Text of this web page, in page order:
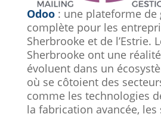
Odoo: une plateforme de
complète pour les
Sherbrooke et de l’Estrie.
Sherbrooke ont une
évoluent dans un
où se côtoient des
comme les technologies
la fabrication avancée, les